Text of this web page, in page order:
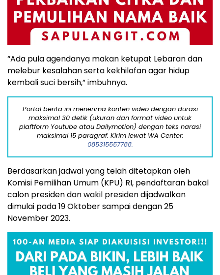
“Ada pula agendanya makan ketupat Lebaran dan
melebur kesalahan serta kekhilafan agar hidup
kembali suci bersih,” imbuhnya.
Portal berita ini menerima konten video dengan durasi
maksimal 30 detik (ukuran dan format video untuk
plaftform Youtube atau Dailymotion) dengan teks narasi
maksimal 15 paragraf. Kirim lewat WA Center:
085315557788.
Berdasarkan jadwal yang telah ditetapkan oleh
Komisi Pemilihan Umum (KPU) RI, pendaftaran bakal
calon presiden dan wakil presiden dijadwalkan
dimulai pada 19 Oktober sampai dengan 25
November 2023.